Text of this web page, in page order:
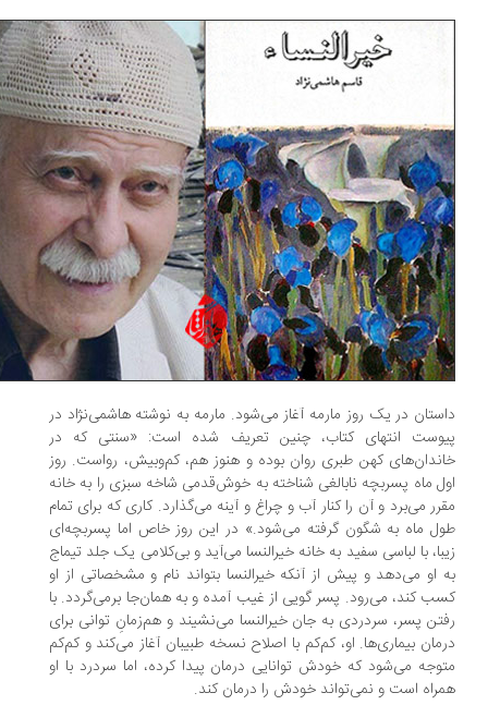
در یک روز مارمه آغاز می‌شود. مارمه به ‌نوشته هاشمی‌نژاد در
انتهای کتاب، چنین تعریف شده است: «سنتی که در
کهن طبری روان بوده و هنوز هم، کم‌وبیش، رواست. روز
ماه پسربچه نابالغی شناخته به خوش‌قدمی شاخه سبزی را به خانه
می‌برد و آن را کنار آب و چراغ و آینه می‌گذارد. کاری که برای تمام
ماه به شگون گرفته می‌شود.» در این روز خاص اما پسربچه‌ای
با لباسی سفید به خانه خیرالنسا می‌آید و بی‌کلامی یک جلد تیماج
او می‌دهد و پیش از آنکه خیرالنسا بتواند نام و مشخصاتی از او
کند، می‌رود. پسر گویی از غیب آمده و به همان‌جا برمی‌گردد. با
پسر، سردردی به جان خیرالنسا می‌نشیند و هم‌زمانِ توانی برای
بیماری‌ها. او، کم‌کم با اصلاح نسخه طبیبان آغاز می‌کند و کم‌کم
می‌شود که خودش توانایی درمان پیدا کرده، اما سردرد با او
است و نمی‌تواند خودش را درمان کند.